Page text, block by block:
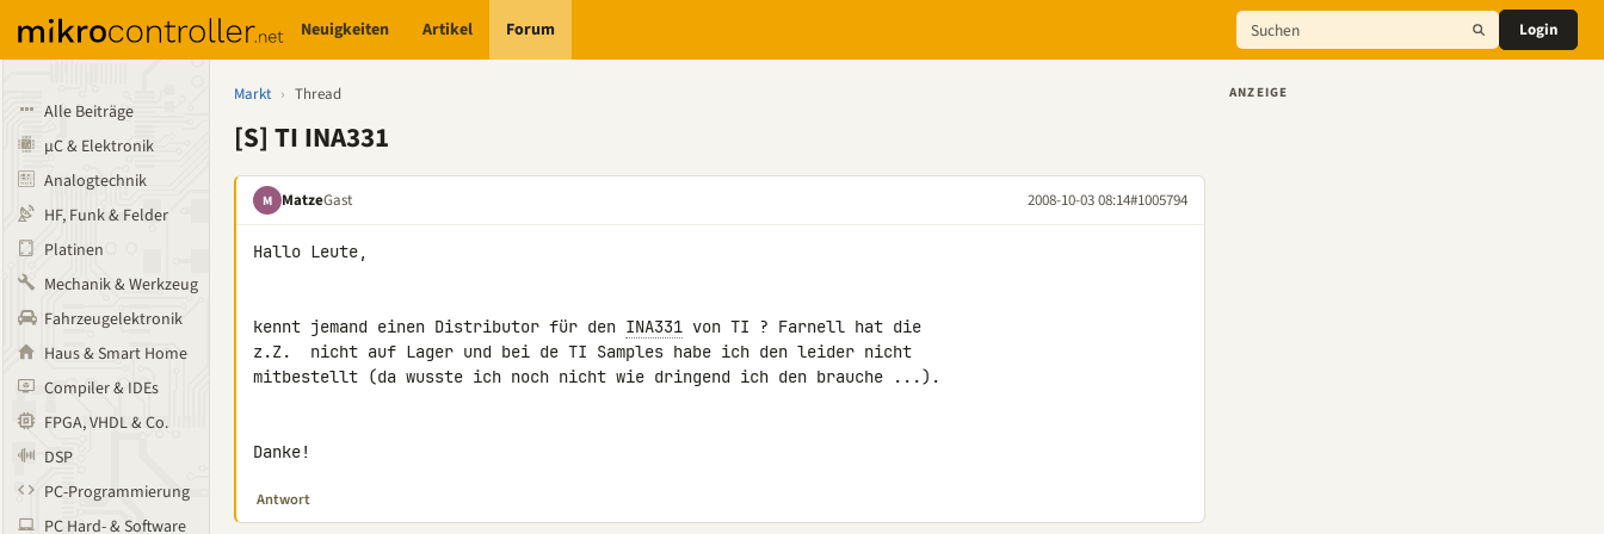
Neuigkeiten Artikel Forum Login
Alle Beiträge
µC & Elektronik
Analogtechnik
HF, Funk & Felder
Platinen
Mechanik & Werkzeug
Fahrzeugelektronik
Haus & Smart Home
Compiler & IDEs
FPGA, VHDL & Co.
DSP
PC-Programmierung
PC Hard- & Software
Markt › Thread
[S] TI INA331
M MatzeGast 2008-10-03 08:14#1005794
Hallo Leute,
kennt jemand einen Distributor für den INA331 von TI ? Farnell hat die
z.Z.  nicht auf Lager und bei de TI Samples habe ich den leider nicht
mitbestellt (da wusste ich noch nicht wie dringend ich den brauche ...).
Danke!
Antwort
ANZEIGE